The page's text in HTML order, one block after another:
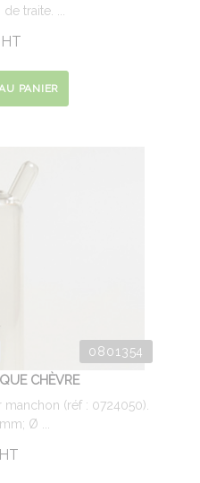
traite. ...
HT
PANIER
0801354
CHÈVRE
(réf : 0724050).
Ø ...